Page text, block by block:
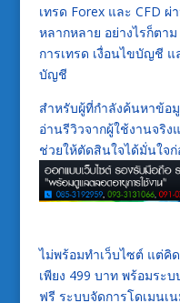
เทรด Forex และ CFD
หลากหลาย อย่างไรก็ตา
การเทรด เงื่อนไขบัญชี
บัญชี
สำหรับผู้ที่กำลังค้นหาข้อมู
อ่านรีวิวจากผู้ใช้งานจริ
ช่วยให้ตัดสินใจได้มั่นใจ
ไม่พร้อมทำเว็บไซต์ แต่คิ
เพียง 499 บาท พร้อมระ
ฟรี ระบบจัดการโดเมนเ